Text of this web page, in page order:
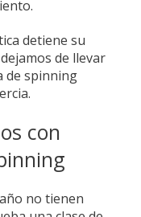
detiene su
de llevar
de spinning
con
no tienen